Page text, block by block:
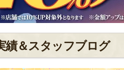
績＆スタッフブログ